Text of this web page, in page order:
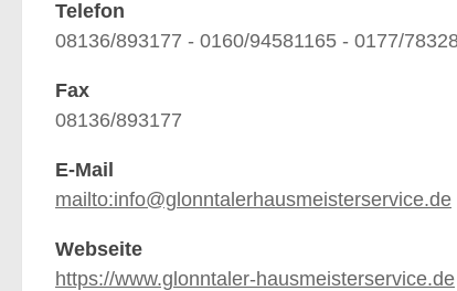
Telefon
08136/893177 - 0160/94581165 - 0177/
Fax
08136/893177
E-Mail
mailto:info@glonntalerhausmeisterservice.de
Webseite
https://www.glonntaler-hausmeisterservice.de